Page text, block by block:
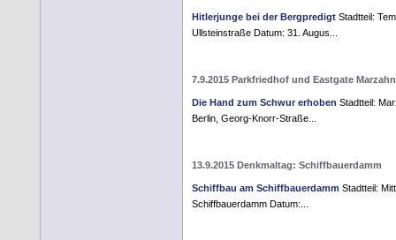
Hitlerjunge bei der Bergpredigt Stadtteil:
Ullsteinstraße Datum: 31. Augus...
7.9.2015 Parkfriedhof und Eastgate Marzahn
Die Hand zum Schwur erhoben Stadtteil:
Berlin, Georg-Knorr-Straße...
13.9.2015 Denkmaltag: Schiffbauerdamm
Schiffbau am Schiffbauerdamm Stadtteil:
Schiffbauerdamm Datum:...